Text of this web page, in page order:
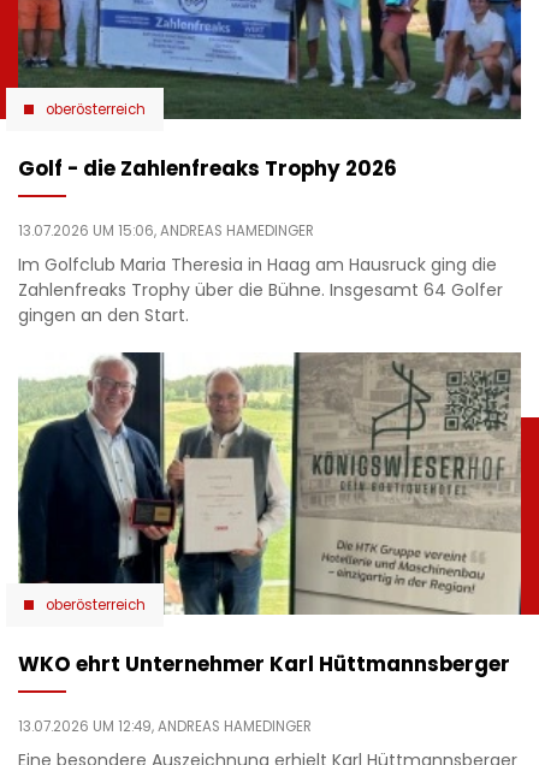
oberösterreich
Golf - die Zahlenfreaks Trophy 2026
13.07.2026 UM 15:06,ANDREAS HAMEDINGER
Im Golfclub Maria Theresia in Haag am Hausruck ging die
Zahlenfreaks Trophy über die Bühne. Insgesamt 64 Golfer
gingen an den Start.
oberösterreich
WKO ehrt Unternehmer Karl Hüttmannsberger
13.07.2026 UM 12:49,ANDREAS HAMEDINGER
Eine besondere Auszeichnung erhielt Karl Hüttmannsberger